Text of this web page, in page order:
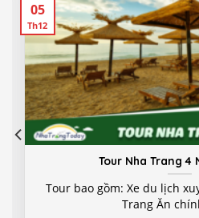
Tour Nha Trang 4
Tour bao gồm: Xe du lịch
Trang Ăn
05
Th12